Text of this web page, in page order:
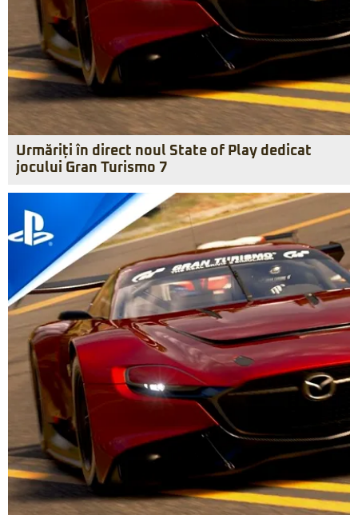
Urmăriți în direct noul State of Play dedicat
jocului Gran Turismo 7